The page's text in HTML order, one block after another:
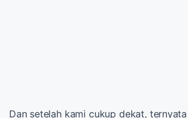
Dan setelah kami cukup dekat,